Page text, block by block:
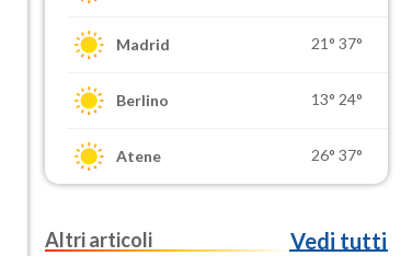
Madrid 21° 37°
Berlino 13° 24°
Atene 26° 37°
Altri articoli Vedi tutti